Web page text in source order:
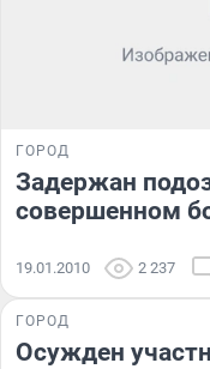
ГОРОД
Задержан
совершенном
19.01.2010 2 237
ГОРОД
Осужден